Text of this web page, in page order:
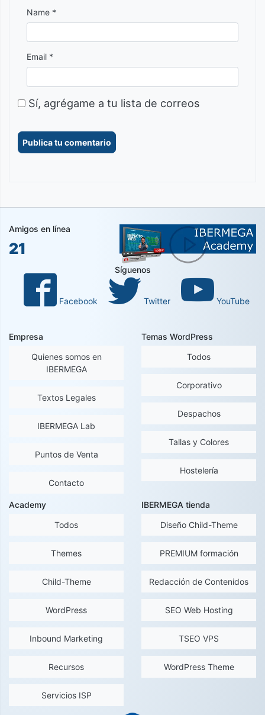
Name *
Email *
Sí, agrégame a tu lista de correos
Amigos en línea
21
Síguenos
Facebook Twitter YouTube
Empresa
Quienes somos en
IBERMEGA
Textos Legales
IBERMEGA Lab
Puntos de Venta
Contacto
Temas WordPress
Todos
Corporativo
Despachos
Tallas y Colores
Hostelería
Academy
Todos
Themes
Child-Theme
WordPress
Inbound Marketing
Recursos
Servicios ISP
IBERMEGA tienda
Diseño Child-Theme
PREMIUM formación
Redacción de Contenidos
SEO Web Hosting
TSEO VPS
WordPress Theme